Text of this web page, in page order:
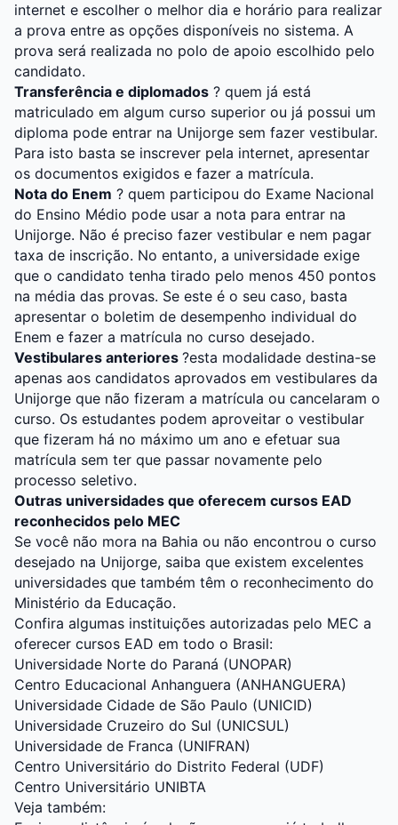
internet e escolher o melhor dia e horário para realizar
a prova entre as opções disponíveis no sistema. A
prova será realizada no polo de apoio escolhido pelo
candidato.
Transferência e diplomados ? quem já está
matriculado em algum curso superior ou já possui um
diploma pode entrar na Unijorge sem fazer vestibular.
Para isto basta se inscrever pela internet, apresentar
os documentos exigidos e fazer a matrícula.
Nota do Enem ? quem participou do Exame Nacional
do Ensino Médio pode usar a nota para entrar na
Unijorge. Não é preciso fazer vestibular e nem pagar
taxa de inscrição. No entanto, a universidade exige
que o candidato tenha tirado pelo menos 450 pontos
na média das provas. Se este é o seu caso, basta
apresentar o boletim de desempenho individual do
Enem e fazer a matrícula no curso desejado.
Vestibulares anteriores ?esta modalidade destina-se
apenas aos candidatos aprovados em vestibulares da
Unijorge que não fizeram a matrícula ou cancelaram o
curso. Os estudantes podem aproveitar o vestibular
que fizeram há no máximo um ano e efetuar sua
matrícula sem ter que passar novamente pelo
processo seletivo.
Outras universidades que oferecem cursos EAD
reconhecidos pelo MEC
Se você não mora na Bahia ou não encontrou o curso
desejado na Unijorge, saiba que existem excelentes
universidades que também têm o reconhecimento do
Ministério da Educação.
Confira algumas instituições autorizadas pelo MEC a
oferecer cursos EAD em todo o Brasil:
Universidade Norte do Paraná (UNOPAR)
Centro Educacional Anhanguera (ANHANGUERA)
Universidade Cidade de São Paulo (UNICID)
Universidade Cruzeiro do Sul (UNICSUL)
Universidade de Franca (UNIFRAN)
Centro Universitário do Distrito Federal (UDF)
Centro Universitário UNIBTA
Veja também: